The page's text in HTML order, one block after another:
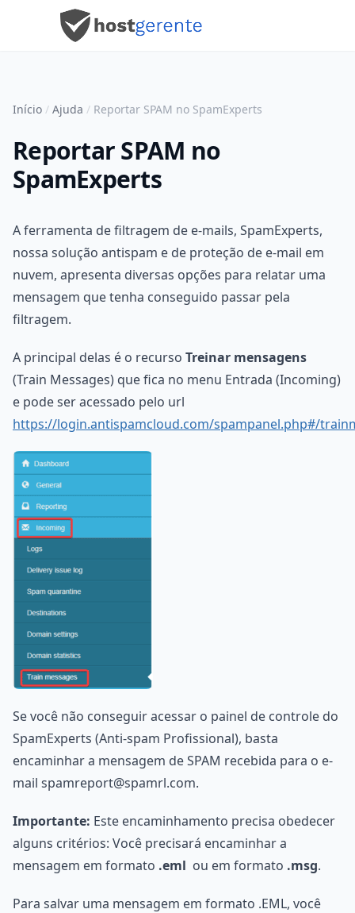
Início / Ajuda / Reportar SPAM no SpamExperts
Reportar SPAM no
SpamExperts
A ferramenta de filtragem de e-mails, SpamExperts,
nossa solução antispam e de proteção de e-mail em
nuvem, apresenta diversas opções para relatar uma
mensagem que tenha conseguido passar pela
filtragem.
A principal delas é o recurso Treinar mensagens
(Train Messages) que fica no menu Entrada (Incoming)
e pode ser acessado pelo url
https://login.antispamcloud.com/spampanel.php#/
Se você não conseguir acessar o painel de controle do
SpamExperts (Anti-spam Profissional), basta
encaminhar a mensagem de SPAM recebida para o e-
mail spamreport@spamrl.com.
Importante: Este encaminhamento precisa obedecer
alguns critérios: Você precisará encaminhar a
mensagem em formato .eml ou em formato .msg.
Para salvar uma mensagem em formato .EML, você